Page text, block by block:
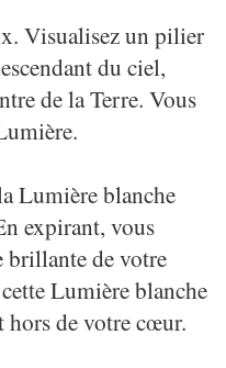
Visualisez un pilier
du ciel,
de la Terre. Vous
Lumière blanche
expirant, vous
brillante de votre
Lumière blanche
de votre cœur.